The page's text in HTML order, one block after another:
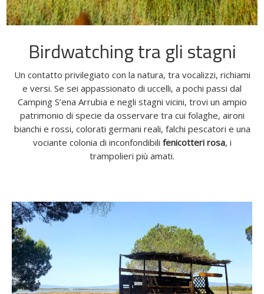
Birdwatching tra gli stagni
Un contatto privilegiato con la natura, tra vocalizzi, richiami
e versi. Se sei appassionato di uccelli, a pochi passi dal
Camping S’ena Arrubia e negli stagni vicini, trovi un ampio
patrimonio di specie da osservare tra cui folaghe, aironi
bianchi e rossi, colorati germani reali, falchi pescatori e una
vociante colonia di inconfondibili fenicotteri rosa, i
trampolieri più amati.